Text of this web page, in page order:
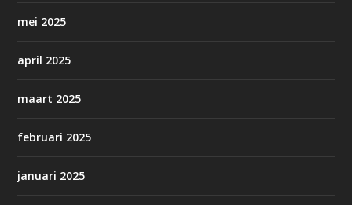
mei 2025
april 2025
maart 2025
februari 2025
januari 2025